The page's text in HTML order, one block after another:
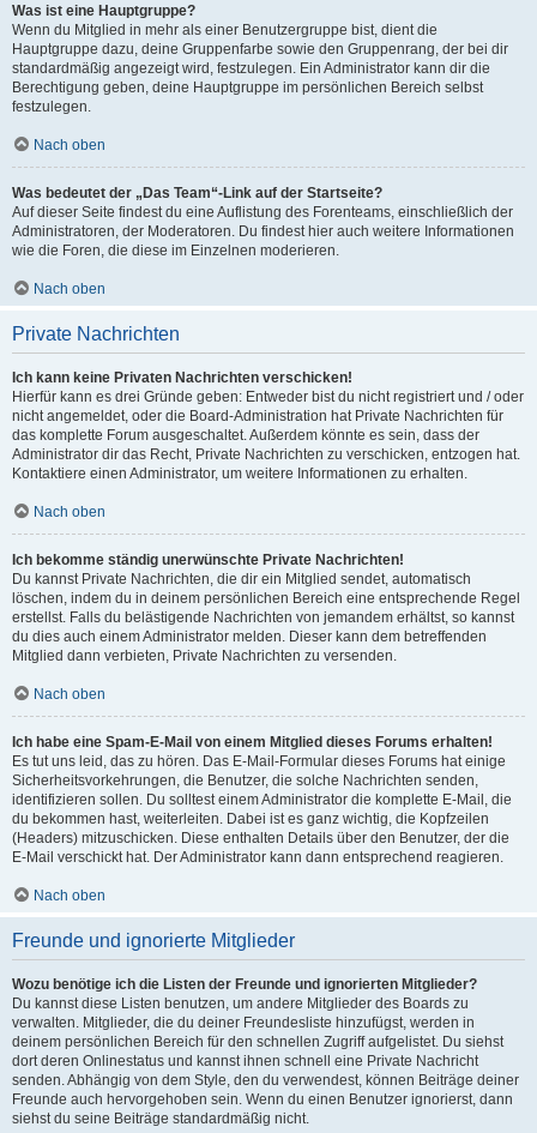
Was ist eine Hauptgruppe?
Wenn du Mitglied in mehr als einer Benutzergruppe bist, dient die
Hauptgruppe dazu, deine Gruppenfarbe sowie den Gruppenrang, der bei dir
standardmäßig angezeigt wird, festzulegen. Ein Administrator kann dir die
Berechtigung geben, deine Hauptgruppe im persönlichen Bereich selbst
festzulegen.
Nach oben
Was bedeutet der „Das Team“-Link auf der Startseite?
Auf dieser Seite findest du eine Auflistung des Forenteams, einschließlich der
Administratoren, der Moderatoren. Du findest hier auch weitere Informationen
wie die Foren, die diese im Einzelnen moderieren.
Nach oben
Private Nachrichten
Ich kann keine Privaten Nachrichten verschicken!
Hierfür kann es drei Gründe geben: Entweder bist du nicht registriert und / oder
nicht angemeldet, oder die Board-Administration hat Private Nachrichten für
das komplette Forum ausgeschaltet. Außerdem könnte es sein, dass der
Administrator dir das Recht, Private Nachrichten zu verschicken, entzogen hat.
Kontaktiere einen Administrator, um weitere Informationen zu erhalten.
Nach oben
Ich bekomme ständig unerwünschte Private Nachrichten!
Du kannst Private Nachrichten, die dir ein Mitglied sendet, automatisch
löschen, indem du in deinem persönlichen Bereich eine entsprechende Regel
erstellst. Falls du belästigende Nachrichten von jemandem erhältst, so kannst
du dies auch einem Administrator melden. Dieser kann dem betreffenden
Mitglied dann verbieten, Private Nachrichten zu versenden.
Nach oben
Ich habe eine Spam-E-Mail von einem Mitglied dieses Forums erhalten!
Es tut uns leid, das zu hören. Das E-Mail-Formular dieses Forums hat einige
Sicherheitsvorkehrungen, die Benutzer, die solche Nachrichten senden,
identifizieren sollen. Du solltest einem Administrator die komplette E-Mail, die
du bekommen hast, weiterleiten. Dabei ist es ganz wichtig, die Kopfzeilen
(Headers) mitzuschicken. Diese enthalten Details über den Benutzer, der die
E-Mail verschickt hat. Der Administrator kann dann entsprechend reagieren.
Nach oben
Freunde und ignorierte Mitglieder
Wozu benötige ich die Listen der Freunde und ignorierten Mitglieder?
Du kannst diese Listen benutzen, um andere Mitglieder des Boards zu
verwalten. Mitglieder, die du deiner Freundesliste hinzufügst, werden in
deinem persönlichen Bereich für den schnellen Zugriff aufgelistet. Du siehst
dort deren Onlinestatus und kannst ihnen schnell eine Private Nachricht
senden. Abhängig von dem Style, den du verwendest, können Beiträge deiner
Freunde auch hervorgehoben sein. Wenn du einen Benutzer ignorierst, dann
siehst du seine Beiträge standardmäßig nicht.